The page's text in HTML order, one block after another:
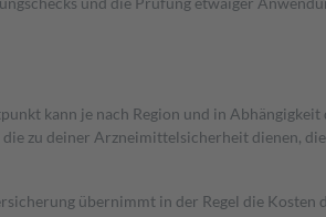
kann je nach Region und in Abhängigkeit
zu deiner Arzneimittelsicherheit dienen,
übernimmt in der Regel die Kosten